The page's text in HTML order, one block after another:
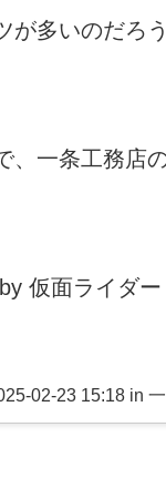
が多いのだろ
、一条工務
by 仮面ライダ
02-23 15:18 in